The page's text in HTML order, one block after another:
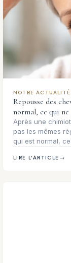
NOTRE ACTUALITÉ
Repousse des
normal, ce qui ne
Après une
pas les mêmes
qui est normal,
LIRE L'ARTICLE →